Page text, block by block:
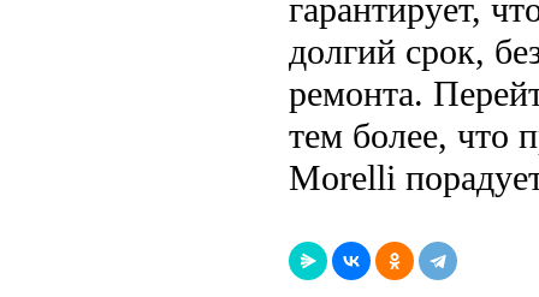
гарантирует,
долгий срок,
ремонта.
тем более, что
Morelli